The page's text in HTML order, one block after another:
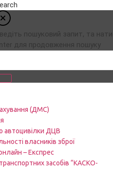
пошуковий запит, та
для продовження пошуку
(ДМС)
автоцивілки ДЦВ
власників зброї
– Експрес
засобів “КАСКО-